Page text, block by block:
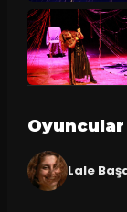
Oyuncular
Lale